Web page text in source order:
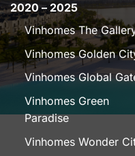
2020 – 2025
Vinhomes The
Vinhomes Golden
Vinhomes Global
Vinhomes Green
Paradise
Vinhomes Wonder